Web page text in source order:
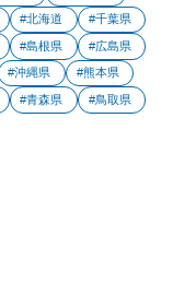
北海道 千葉県
島根県 広島県
沖縄県 熊本県
青森県 鳥取県